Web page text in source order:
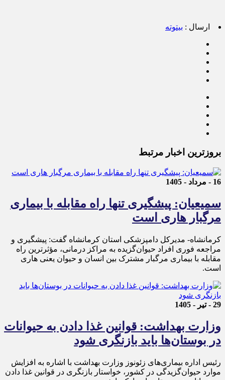
ارسال : بیتوته
بروزترین اخبار مرتبط
16 - مرداد - 1405
سمیعیان: پیشگیری تنها راه مقابله با بیماری
مرگبار هاری است
کرمانشاه- مدیرکل دامپزشکی استان کرمانشاه گفت: پیشگیری و
مراجعه فوری افراد حیوان‌گزیده به مراکز درمانی، مؤثرترین راه
مقابله با بیماری مرگبار مشترک بین انسان و حیوان یعنی هاری
است.
29 - تیر - 1405
وزارت بهداشت: قوانین غذا دادن به حیوانات
در بوستان‌ها باید بازنگری شود
رئیس اداره بیماری‌های زئونوز وزارت بهداشت با اشاره به افزایش
موارد حیوان‌گزیدگی در کشور، خواستار بازنگری در قوانین غذا دادن